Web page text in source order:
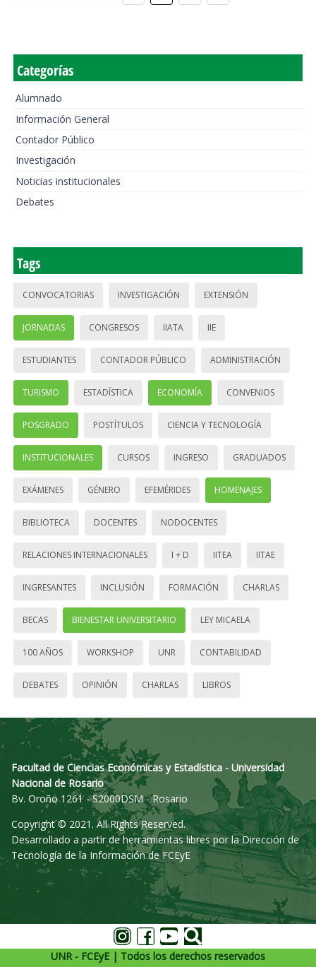
Categorías
Alumnado
Información General
Contador Público
Investigación
Noticias institucionales
Debates
Tags
CONVOCATORIAS INVESTIGACIÓN EXTENSIÓN
JORNADAS CONGRESOS IIATA IIE
ESTUDIANTES CONTADOR PÚBLICO ADMINISTRACIÓN
TURISMO ESTADÍSTICA ECONOMÍA CONVENIOS
POSGRADO POSTÍTULOS CIENCIA Y TECNOLOGÍA
INSTITUCIONALES CURSOS INGRESO GRADUADOS
EXÁMENES GÉNERO EFEMÉRIDES HOMENAJES
BIBLIOTECA DOCENTES NODOCENTES
RELACIONES INTERNACIONALES I + D IITEA IITAE
INGRESANTES INCLUSIÓN FORMACIÓN CHARLAS
BECAS BIENESTAR UNIVERSITARIO LEY MICAELA
100 AÑOS WORKSHOP UNR CONTABILIDAD
DEBATES OPINIÓN CHARLAS LIBROS
Facultad de Ciencias Económicas y Estadística - Universidad
Nacional de Rosario
Bv. Oroño 1261 - S2000DSM - Rosario
Copyright © 2021. All Rights Reserved.
Desarrollado a partir de herramientas libres por la Dirección de
Tecnología de la Información de FCEyE
UNR - FCEyE | Todos los derechos reservados